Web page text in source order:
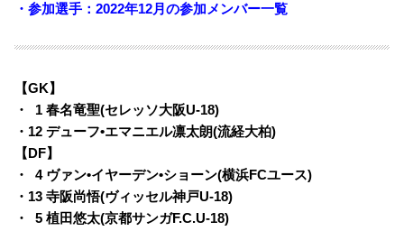
・参加選手：2022年12月の参加メンバー一覧
【GK】
・
1 春名竜聖(セレッソ大阪U-18)
・12 デューフ•エマニエル凛太朗(流経大柏)
【DF】
・
04 ヴァン•イヤーデン•ショーン(横浜FCユース)
・13 寺阪尚悟(ヴィッセル神戸U-18)
・
05 植田悠太(京都サンガF.C.U-18)